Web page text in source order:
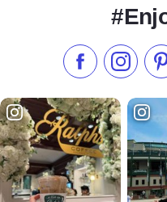
フェイスブッ
インス